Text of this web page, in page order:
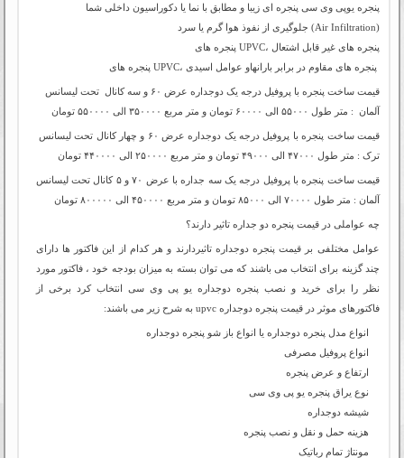
پنجره یوپی وی سی پنجره ای زیبا و مطابق با نما یا دکوراسیون داخلی شما
جلوگیری از نفوذ هوا گرم یا سرد (Air Infiltration)
پنجره های UPVC، پنجره های غیر قابل اشتعال
قیمت ساخت پنجره با پروفیل درجه یک دوجداره عرض ۶۰ و سه کانال تحت لیسانس
آلمان : متر طول ۵۵۰۰۰ الی ۶۰۰۰۰ تومان و متر مربع ۳۵۰۰۰۰ الی ۵۵۰۰۰۰ تومان
قیمت ساخت پنجره با پروفیل درجه یک دوجداره عرض ۶۰ و چهار کانال تحت لیسانس
ترک : متر طول ۴۷۰۰۰ الی ۴۹۰۰۰ تومان و متر مربع ۲۵۰۰۰۰ الی ۴۴۰۰۰۰ تومان
قیمت ساخت پنجره با پروفیل درجه یک سه جداره با عرض ۷۰ و ۵ کانال تحت لیسانس
آلمان : متر طول ۷۰۰۰۰ الی ۸۵۰۰۰ تومان و متر مربع ۴۵۰۰۰۰ الی ۸۰۰۰۰۰ تومان
عوامل مختلفی بر قیمت پنجره دوجداره تاثیردارند و هر کدام از این فاکتور ها دارای
چند گزینه برای انتخاب می باشند که می توان بسته به میزان بودجه خود ، فاکتور مورد
نظر را برای خرید و نصب پنجره دوجداره یو پی وی سی انتخاب کرد برخی از
فاکتورهای موثر در قیمت پنجره دوجداره upvc به شرح زیر می باشند:
انواع مدل پنجره دوجداره یا انواع باز شو پنجره دوجداره
انواع پروفیل مصرفی
ارتفاع و عرض پنجره
نوع یراق پنجره یو پی وی سی
شیشه دوجداره
هزینه حمل و نقل و نصب پنجره
مونتاژ تمام رباتیک